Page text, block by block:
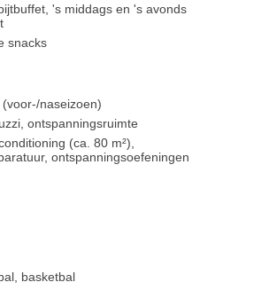
's middags en 's avonds
snacks
naseizoen)
ontspanningsruimte
(ca. 80 m²),
ontspanningsoefeningen
basketbal